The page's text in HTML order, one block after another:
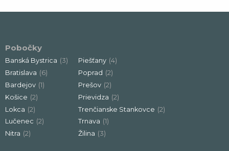
Pobočky
Banská Bystrica (3)
Bratislava (6)
Bardejov (1)
Košice (2)
Lokca (2)
Lučenec (2)
Nitra (2)
Piešťany (4)
Poprad (2)
Prešov (2)
Prievidza (2)
Trenčianske Stankovce (2)
Trnava (1)
Žilina (3)